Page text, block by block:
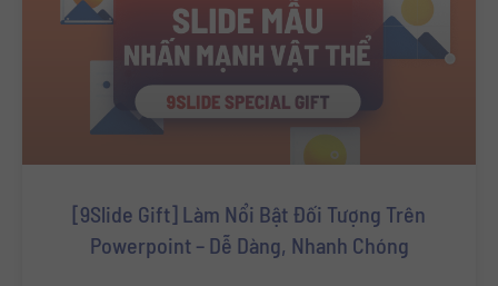
[9Slide Gift] Làm Nổi Bật Đối Tượng Trên
Powerpoint – Dễ Dàng, Nhanh Chóng